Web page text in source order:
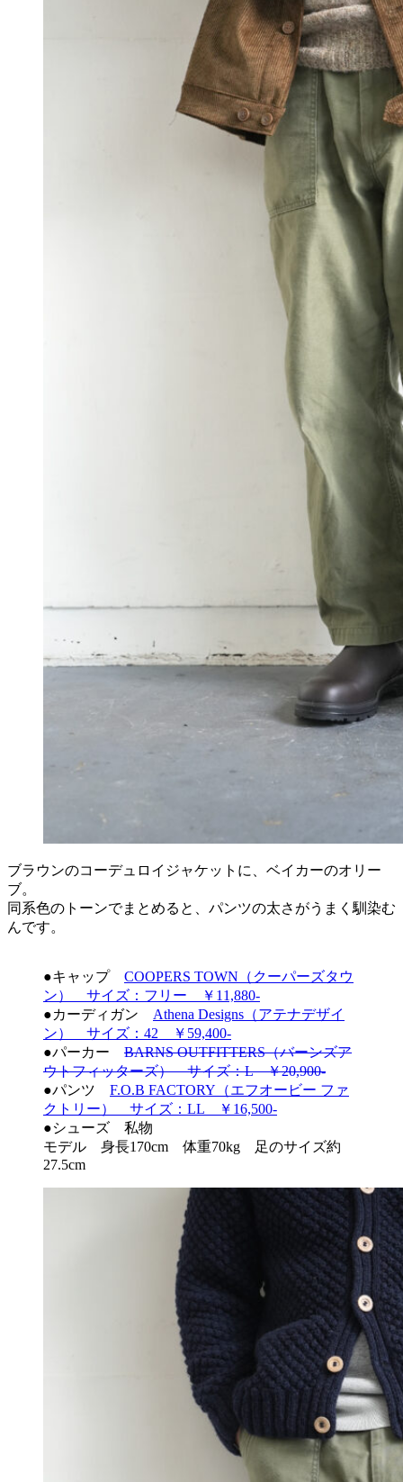
ブラウンのコーデュロイジャケットに、ベイカーのオリー
ブ。
同系色のトーンでまとめると、パンツの太さがうまく馴染む
んです。
●キャップ COOPERS TOWN（クーパーズタウ
ン） サイズ：フリー ￥11,880-
●カーディガン Athena Designs（アテナデザイ
ン） サイズ：42 ￥59,400-
●パーカー BARNS OUTFITTERS（バーンズア
ウトフィッターズ） サイズ：L ￥20,900-
●パンツ F.O.B FACTORY（エフオービー ファ
クトリー） サイズ：LL ￥16,500-
●シューズ 私物
モデル 身長170cm 体重70kg 足のサイズ約
27.5cm